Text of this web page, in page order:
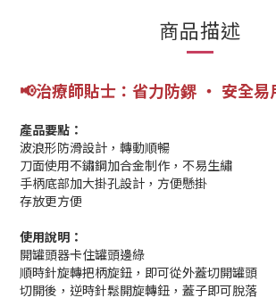
商品描述
📢治療師貼士：省力防鎅 ‧ 安全易
產品要點：
波浪形防滑設計，轉動順暢
刀面使用不鏽鋼加合金制作，不易生繡
手柄底部加大掛孔設計，方便懸掛
存放更方便
使用說明：
開罐頭器卡住罐頭邊綠
順時針旋轉把柄旋鈕，即可從外蓋切開罐頭
切開後，逆時針鬆開旋轉鈕，蓋子即可脫落